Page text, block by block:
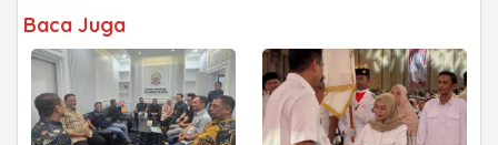
Baca Juga